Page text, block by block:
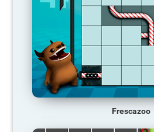
Frescazoo